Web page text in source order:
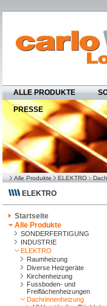
ALLE PRODUKTE
PRESSE
Alle Produkte ELEKTRO
ELEKTRO
Startseite
Alle Produkte
SONDERFERTIGUNG
INDUSTRIE
ELEKTRO
Raumheizung
Diverse Heizgeräte
Kirchenheizung
Fussboden- und
Freiflächenheizungen
Dachrinnenheizung